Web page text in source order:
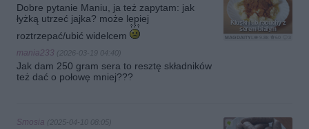
Kluski lub racuchy z
serem białym
MAGDAITYLE
Dobre pytanie Maniu, ja też zapytam: jak
łyżką utrzeć jajka? może lepiej
roztrzepać/ubić widelcem
mania233 (2026-03-19 04:40)
Jak dam 250 gram sera to resztę składników
też dać o połowę mniej???
Smosia (2025-04-10 08:05)